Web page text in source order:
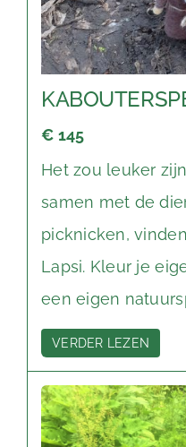
€ 145
Het zou leuker
samen met de
picknicken,
Lapsi. Kleur je
een eigen
VERDER LEZEN